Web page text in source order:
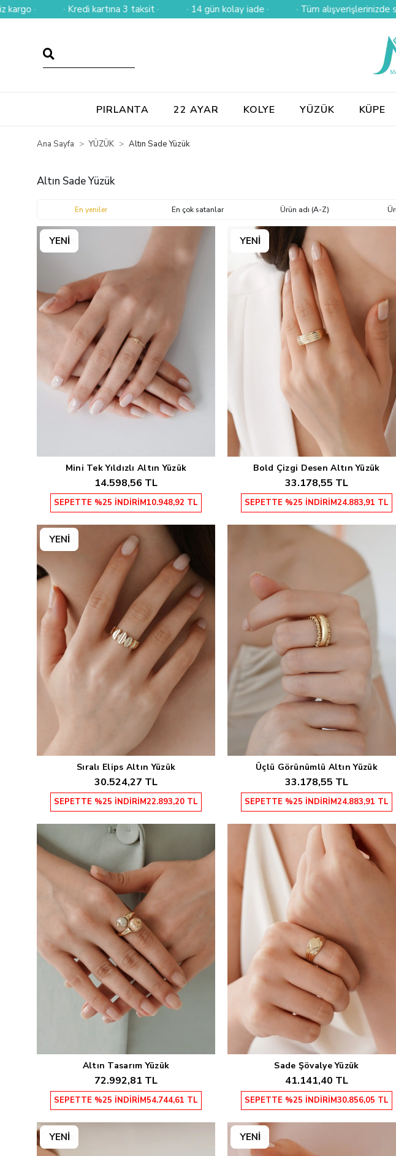
3 taksit · · 14 gün kolay iade · · Tüm alışverişlerinizde sigortalı ve ücretsiz
PIRLANTA 22 AYAR KOLYE YÜZÜK KÜPE
Ana Sayfa YÜZÜK Altın Sade Yüzük
Altın Sade Yüzük
En yeniler En çok satanlar Ürün adı (A-Z)
Sepete Ekle
Mini Tek Yıldızlı Altın Yüzük
14.598,56 TL
SEPETTE %25 İNDİRİM10.948,92 TL
Sepete Ekle
Bold Çizgi Desen Altın Yüzük
33.178,55 TL
SEPETTE %25 İNDİRİM24.883,91 TL
Sepete Ekle
Sıralı Elips Altın Yüzük
30.524,27 TL
SEPETTE %25 İNDİRİM22.893,20 TL
Sepete Ekle
Üçlü Görünümlü Altın Yüzük
33.178,55 TL
SEPETTE %25 İNDİRİM24.883,91 TL
Sepete Ekle
Altın Tasarım Yüzük
72.992,81 TL
SEPETTE %25 İNDİRİM54.744,61 TL
Sepete Ekle
Sade Şövalye Yüzük
41.141,40 TL
SEPETTE %25 İNDİRİM30.856,05 TL